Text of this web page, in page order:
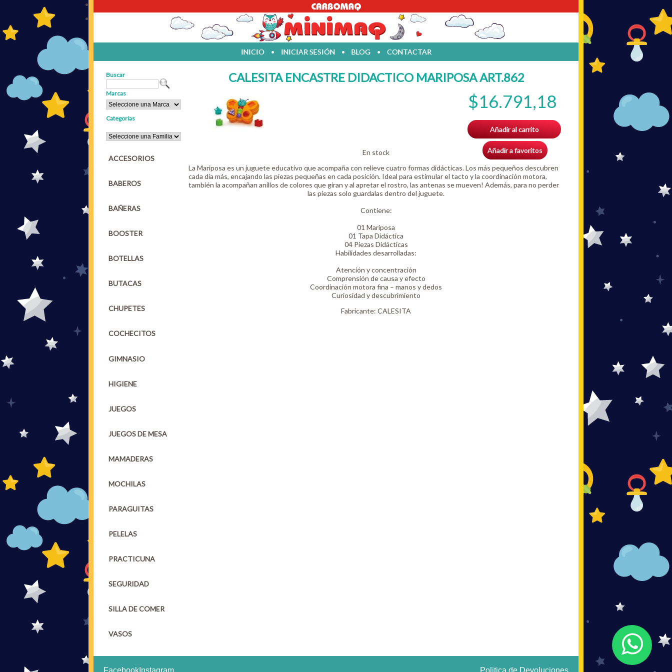
INICIO • INICIAR SESIÓN • BLOG • CONTACTAR
Buscar
Marcas
Categorías
ACCESORIOS
BABEROS
BAÑERAS
BOOSTER
BOTELLAS
BUTACAS
CHUPETES
COCHECITOS
GIMNASIO
HIGIENE
JUEGOS
JUEGOS DE MESA
MAMADERAS
MOCHILAS
PARAGUITAS
PELELAS
PRACTICUNA
SEGURIDAD
SILLA DE COMER
VASOS
CALESITA ENCASTRE DIDACTICO MARIPOSA ART.862
$16.791,18
Añadir al carrito
Añadir a favoritos
En stock
La Mariposa es un juguete educativo que acompaña con relieve cuatro formas didácticas. Los más pequeños descubren
cada día más, encajando las piezas pequeñas en cada posición. Ideal para estimular el tacto y la coordinación motora,
también la acompañan anillos de colores que giran y al apretar el rostro, las antenas se mueven! Además, para no perder
las piezas solo guardalas dentro del juguete.
Contiene:
01 Mariposa
01 Tapa Didáctica
04 Piezas Didácticas
Habilidades desarrolladas:
Atención y concentración
Comprensión de causa y efecto
Coordinación motora fina – manos y dedos
Curiosidad y descubrimiento
Fabricante: CALESITA